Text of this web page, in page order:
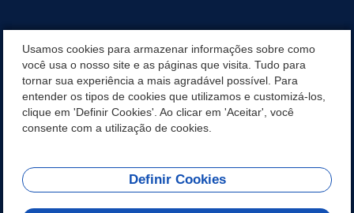
NOTÍCIAS
APLICATIVO
REDES SOCIAIS
Usamos cookies para armazenar informações sobre como
você usa o nosso site e as páginas que visita. Tudo para
tornar sua experiência a mais agradável possível. Para
entender os tipos de cookies que utilizamos e customizá-los,
clique em 'Definir Cookies'. Ao clicar em 'Aceitar', você
consente com a utilização de cookies.
Definir Cookies